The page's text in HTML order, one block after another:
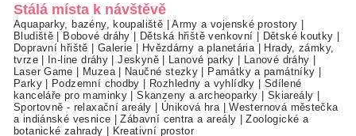
Stálá místa k návštěvě
Aquaparky, bazény, koupaliště |Army a vojenské prostory |
Bludiště | Bobové dráhy | Dětská hřiště venkovní | Dětské koutky |
Dopravní hřiště | Galerie | Hvězdárny a planetária | Hrady, zámky,
tvrze| In-line dráhy |Jeskyně| Lanové parky | Lanové dráhy |
Laser Game | Muzea| Naučné stezky | Památky a památníky |
Parky| Podzemní chodby | Rozhledny a vyhlídky | Sdílené
kanceláře pro maminky |Skanzeny a archeoparky | Skiareály |
Sportovně - relaxační areály | Úniková hra |Westernová městečka
a indiánské vesnice |Zábavní centra a areály |Zoologické a
botanické zahrady | Kreativní prostor